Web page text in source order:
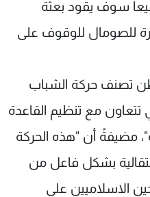
سوف يقود بعثة
للصومال للوقوف على
تصنف حركة الشباب
تتعاون مع تنظيم القاعدة
مضيفةً أن "هذه الحركة
بشكل فاعل من
الاسلاميين على